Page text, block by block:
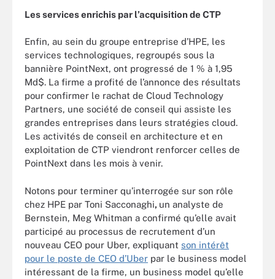
Les services enrichis par l’acquisition de CTP
Enfin, au sein du groupe entreprise d’HPE, les
services technologiques, regroupés sous la
bannière PointNext, ont progressé de 1 % à 1,95
Md$. La firme a profité de l’annonce des résultats
pour confirmer le rachat de Cloud Technology
Partners, une société de conseil qui assiste les
grandes entreprises dans leurs stratégies cloud.
Les activités de conseil en architecture et en
exploitation de CTP viendront renforcer celles de
PointNext dans les mois à venir.
Notons pour terminer qu’interrogée sur son rôle
chez HPE par Toni Sacconaghi, un analyste de
Bernstein, Meg Whitman a confirmé qu’elle avait
participé au processus de recrutement d’un
nouveau CEO pour Uber, expliquant son intérêt
pour le poste de CEO d’Uber par le business model
intéressant de la firme, un business model qu’elle